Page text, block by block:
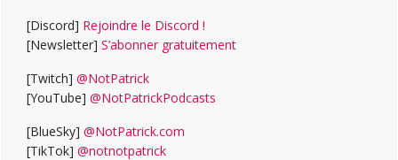
[Discord] Rejoindre le Discord !
[Newsletter] S’abonner gratuitement
[Twitch] @NotPatrick
[YouTube] @NotPatrickPodcasts
[BlueSky] @NotPatrick.com
[TikTok] @notnotpatrick